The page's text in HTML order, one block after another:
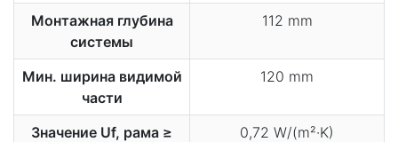
Монтажная глубина
системы
112 mm
Мин. ширина видимой
части
120 mm
Значение Uf, рама ≥
0,72 W/(m²·K)